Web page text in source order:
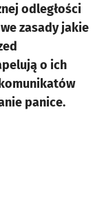
odległości
zasady jakie
o ich
panice.